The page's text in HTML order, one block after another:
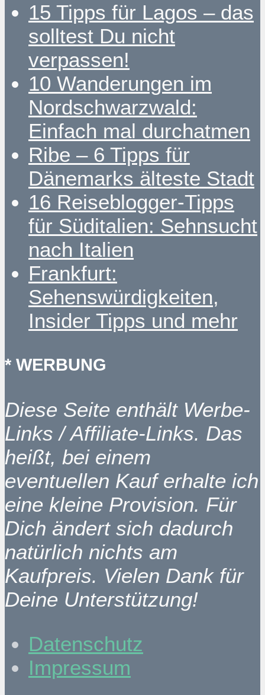
15 Tipps für Lagos – das
solltest Du nicht
verpassen!
10 Wanderungen im
Nordschwarzwald:
Einfach mal durchatmen
Ribe – 6 Tipps für
Dänemarks älteste Stadt
16 Reiseblogger-Tipps
für Süditalien: Sehnsucht
nach Italien
Frankfurt:
Sehenswürdigkeiten,
Insider Tipps und mehr
* WERBUNG
Diese Seite enthält Werbe-
Links / Affiliate-Links. Das
heißt, bei einem
eventuellen Kauf erhalte ich
eine kleine Provision. Für
Dich ändert sich dadurch
natürlich nichts am
Kaufpreis. Vielen Dank für
Deine Unterstützung!
Datenschutz
Impressum